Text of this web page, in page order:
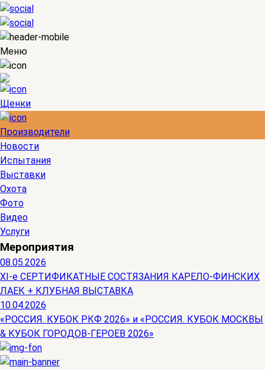
Меню
Щенки
Производители
Новости
Испытания
Выставки
Охота
Фото
Видео
Услуги
Мероприятия
08.05.2026
ХI-е СЕРТИФИКАТНЫЕ СОСТЯЗАНИЯ КАРЕЛО-ФИНСКИХ
ЛАЕК + КЛУБНАЯ ВЫСТАВКА
10.04.2026
«РОССИЯ. КУБОК РКФ 2026» и «РОССИЯ. КУБОК МОСКВЫ
& КУБОК ГОРОДОВ-ГЕРОЕВ 2026»